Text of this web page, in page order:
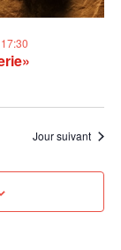
Jour suivant